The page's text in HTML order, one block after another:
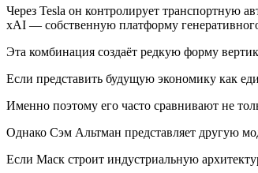
Через Tesla он контролирует транспортную
xAI — собственную платформу
Эта комбинация создаёт редкую форму
Если представить будущую экономику как
Именно поэтому его часто сравнивают не
Однако Сэм Альтман представляет другую
Если Маск строит индустриальную